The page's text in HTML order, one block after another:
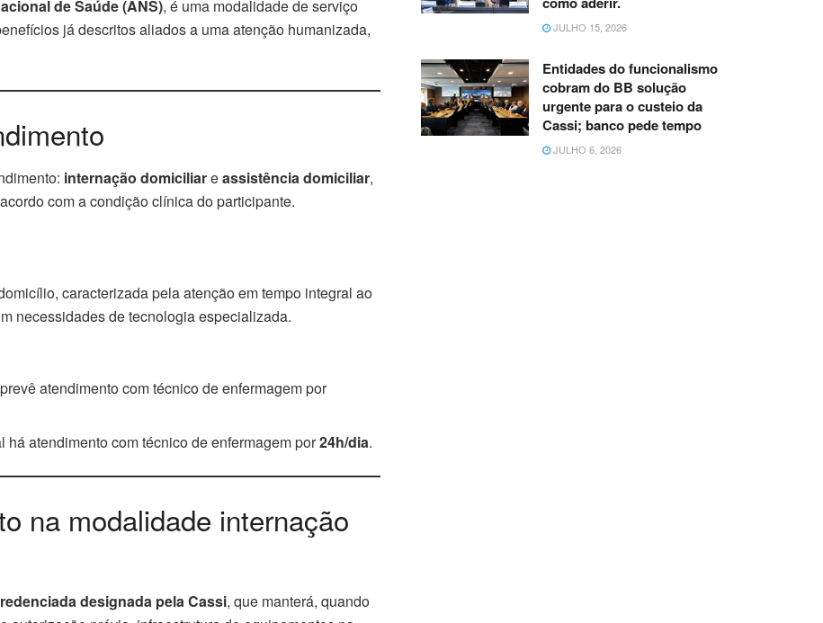
de Saúde (ANS), é uma modalidade de serviço
já descritos aliados a uma atenção humanizada,
internação domiciliareassistência domiciliar,
com a condição clínica do participante.
caracterizada pela atenção em tempo integral ao
necessidades de tecnologia especializada.
atendimento com técnico de enfermagem por
há atendimento com técnico de enfermagem por24h/dia.
na modalidade internação
designada pela Cassi, que manterá, quando
JULHO 15, 2026
Entidades do funcionalismo
cobram do BB solução
urgente para o custeio da
Cassi; banco pede tempo
JULHO 6, 2026